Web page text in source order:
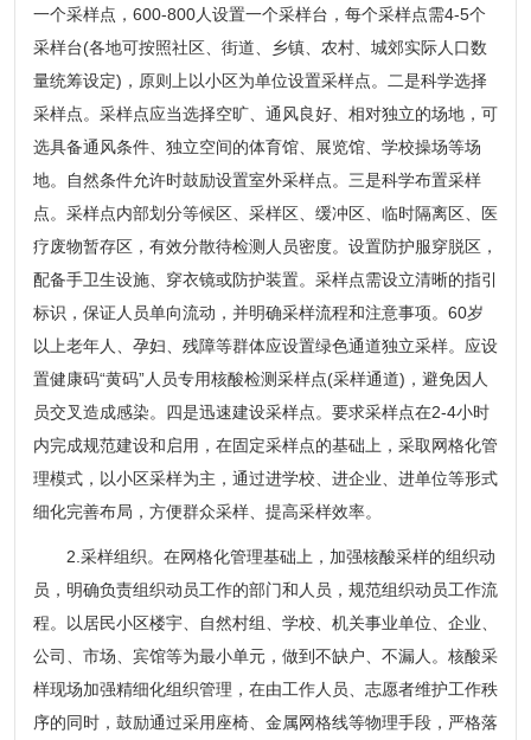
一个采样点，600-800人设置一个采样台，每个采样点需4-5个
采样台(各地可按照社区、街道、乡镇、农村、城郊实际人口数
量统筹设定)，原则上以小区为单位设置采样点。二是科学选择
采样点。采样点应当选择空旷、通风良好、相对独立的场地，可
选具备通风条件、独立空间的体育馆、展览馆、学校操场等场
地。自然条件允许时鼓励设置室外采样点。三是科学布置采样
点。采样点内部划分等候区、采样区、缓冲区、临时隔离区、医
疗废物暂存区，有效分散待检测人员密度。设置防护服穿脱区，
配备手卫生设施、穿衣镜或防护装置。采样点需设立清晰的指引
标识，保证人员单向流动，并明确采样流程和注意事项。60岁
以上老年人、孕妇、残障等群体应设置绿色通道独立采样。应设
置健康码“黄码”人员专用核酸检测采样点(采样通道)，避免因人
员交叉造成感染。四是迅速建设采样点。要求采样点在2-4小时
内完成规范建设和启用，在固定采样点的基础上，采取网格化管
理模式，以小区采样为主，通过进学校、进企业、进单位等形式
细化完善布局，方便群众采样、提高采样效率。
2.采样组织。在网格化管理基础上，加强核酸采样的组织动
员，明确负责组织动员工作的部门和人员，规范组织动员工作流
程。以居民小区楼宇、自然村组、学校、机关事业单位、企业、
公司、市场、宾馆等为最小单元，做到不缺户、不漏人。核酸采
样现场加强精细化组织管理，在由工作人员、志愿者维护工作秩
序的同时，鼓励通过采用座椅、金属网格线等物理手段，严格落